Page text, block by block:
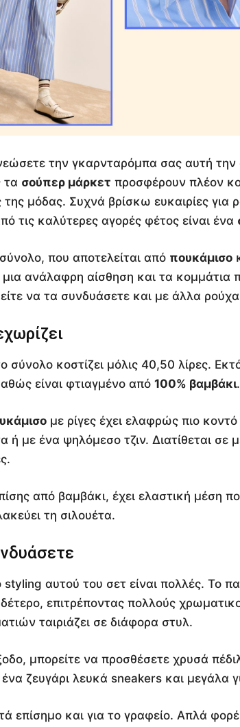
την γκαρνταρόμπα σας αυτή την
τα σούπερ μάρκετ προσφέρουν πλέον
της μόδας. Συχνά βρίσκω ευκαιρίες
τις καλύτερες αγορές φέτος είναι ένα
που αποτελείται από πουκάμισο
μια ανάλαφρη αίσθηση και τα κομμάτια
να τα συνδυάσετε και με άλλα
κοστίζει μόλις 40,50 λίρες.
είναι φτιαγμένο από 100% βαμβάκι.
με ρίγες έχει ελαφρώς πιο
ή με ένα ψηλόμεσο τζιν. Διατίθεται σε
από βαμβάκι, έχει ελαστική μέση
τη σιλουέτα.
styling αυτού του σετ είναι πολλές. Το
επιτρέποντας πολλούς
ταιριάζει σε διάφορα στυλ.
μπορείτε να προσθέσετε χρυσά
ζευγάρι λευκά sneakers και μεγάλα
επίσημο και για το γραφείο. Απλά